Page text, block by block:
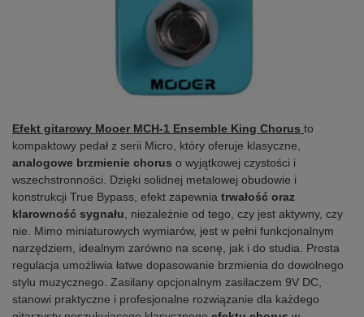
Efekt gitarowy Mooer MCH-1 Ensemble King Chorus to
kompaktowy pedał z serii Micro, który oferuje klasyczne,
analogowe brzmienie chorus o wyjątkowej czystości i
wszechstronności. Dzięki solidnej metalowej obudowie i
konstrukcji True Bypass, efekt zapewnia trwałość oraz
klarowność sygnału , niezależnie od tego, czy jest aktywny, czy
nie. Mimo miniaturowych wymiarów, jest w pełni funkcjonalnym
narzędziem, idealnym zarówno na scenę, jak i do studia. Prosta
regulacja umożliwia łatwe dopasowanie brzmienia do dowolnego
stylu muzycznego. Zasilany opcjonalnym zasilaczem 9V DC,
stanowi praktyczne i profesjonalne rozwiązanie dla każdego